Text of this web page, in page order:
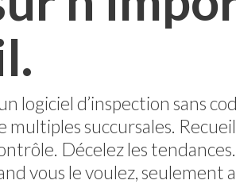
logiciel d’inspection sans
multiples succursales.
Décelez les
vous le voulez, seulement